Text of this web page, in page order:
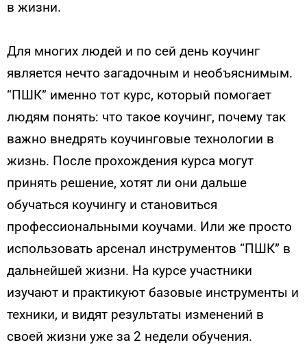
в жизни.
Для многих людей и по сей день коучинг
является нечто загадочным и необъяснимым.
“ПШК” именно тот курс, который помогает
людям понять: что такое коучинг, почему так
важно внедрять коучинговые технологии в
жизнь. После прохождения курса могут
принять решение, хотят ли они дальше
обучаться коучингу и становиться
профессиональными коучами. Или же просто
использовать арсенал инструментов “ПШК” в
дальнейшей жизни. На курсе участники
изучают и практикуют базовые инструменты и
техники, и видят результаты изменений в
своей жизни уже за 2 недели обучения.